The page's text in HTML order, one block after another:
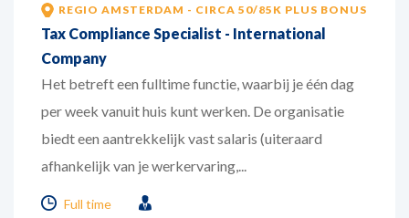
REGIO AMSTERDAM - CIRCA 50/85K PLUS BONUS
Tax Compliance Specialist - International
Company
Het betreft een fulltime functie, waarbij je één dag
per week vanuit huis kunt werken. De organisatie
biedt een aantrekkelijk vast salaris (uiteraard
afhankelijk van je werkervaring,...
Full time